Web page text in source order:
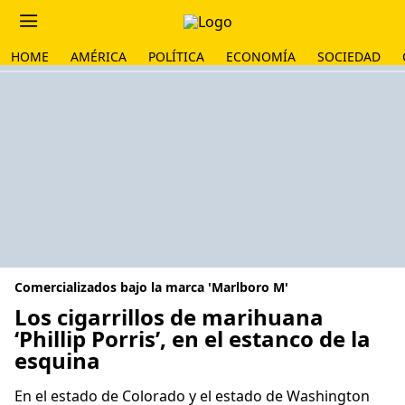
HOME AMÉRICA POLÍTICA ECONOMÍA SOCIEDAD
Comercializados bajo la marca 'Marlboro M'
Los cigarrillos de marihuana
‘Phillip Porris’, en el estanco de la
esquina
En el estado de Colorado y el estado de Washington